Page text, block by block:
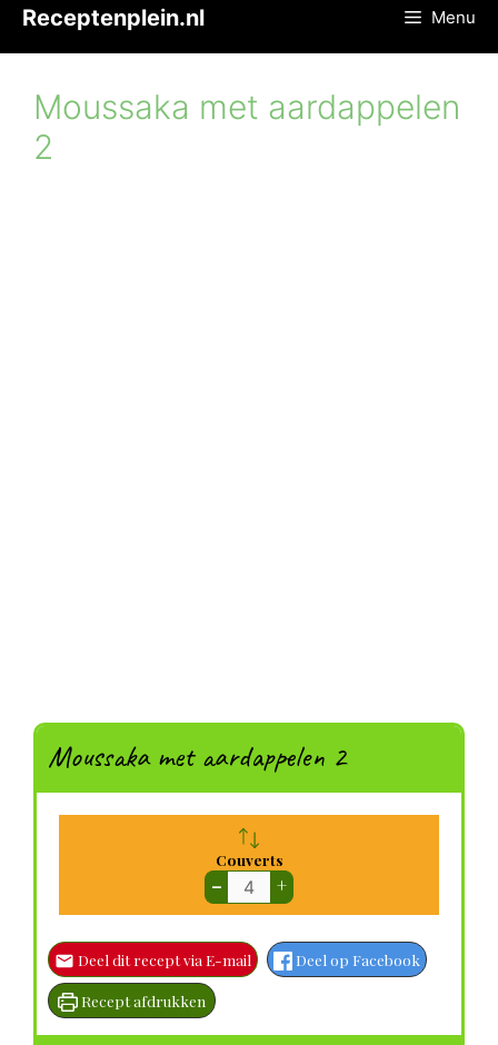
inhoud
Receptenplein.nl Menu
Moussaka met aardappelen
2
Moussaka met aardappelen 2
Couverts
– +
Deel dit recept via E-mail Deel op Facebook
Recept afdrukken